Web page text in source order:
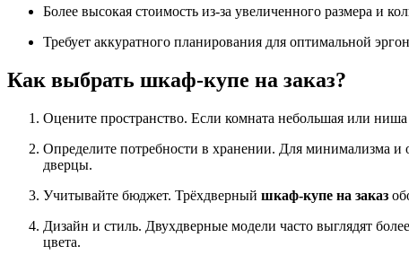
Более высокая стоимость из-за увеличенного размера и
Требует аккуратного планирования для оптимальной
Как выбрать шкаф-купе на заказ?
Оцените пространство. Если комната небольшая или
Определите потребности в хранении. Для минимализма и
дверцы.
Учитывайте бюджет. Трёхдверный шкаф-купе на заказ
Дизайн и стиль. Двухдверные модели часто выглядят
цвета.